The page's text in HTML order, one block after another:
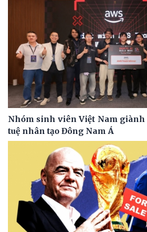
Nhóm sinh viên Việt Nam giành
tuệ nhân tạo Đông Nam Á